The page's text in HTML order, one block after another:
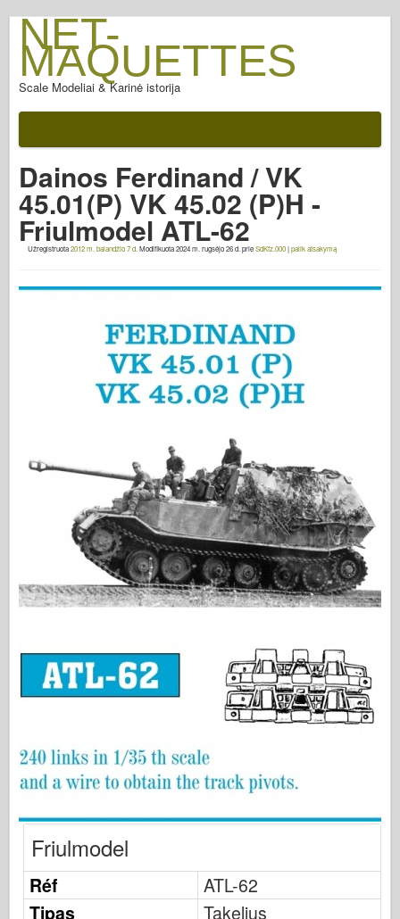
NET-
MAQUETTES
Scale Modeliai & Karinė istorija
Po mūšio
AFV ginklai
Sąjungininkų ašis
Šarvai PhotoGallery
Concord
Veržlės ir varžtai
Naujas Vanguard
Osprey modeliavimas
Osprey leidyba
Tankpower
Sunkvežimiai ir cisternos
Waffen-Arsenalas
Wydawnictwo Militaria
Maquettes (maquettes)
Akademija
AFV klubas
Airfix
AZ modelis
Juodasis šuo
Kibernetinis hobis
Dainos Ferdinand / VK
45.01(P) VK 45.02 (P)H -
Friulmodel ATL-62
Užregistruota2012 m. balandžio 7 d. Modifikuota2024 m. rugsėjo 26 d. prieSdKfz.000|palik atsakymą
Friulmodel
Réf
ATL-62
Tipas
Takelius